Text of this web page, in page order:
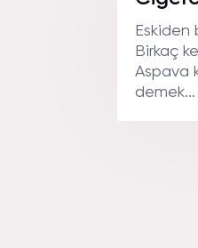
Eskiden
Birkaç
Aspava
demek...